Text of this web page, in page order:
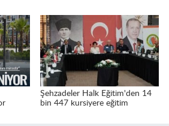
Şehzadeler Halk Eğitim'den 14
bin 447 kursiyere eğitim